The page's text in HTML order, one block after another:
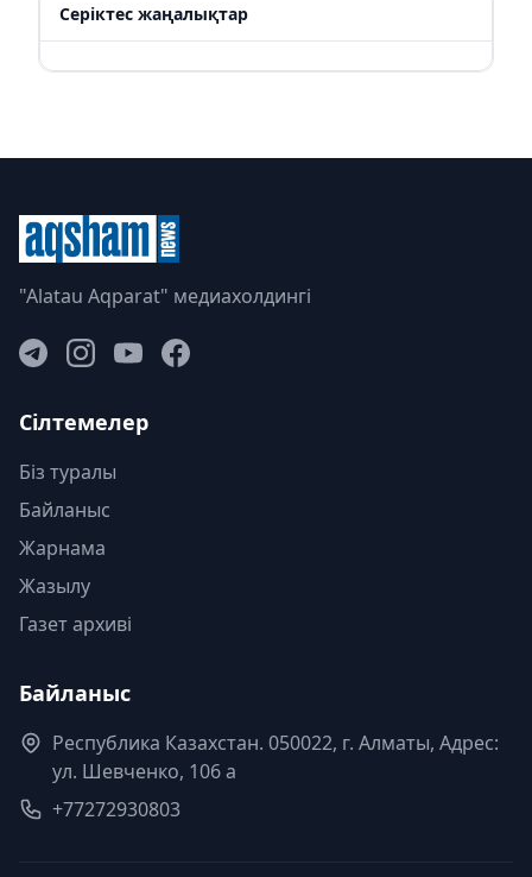
Серіктес жаңалықтар
"Alatau Aqparat" медиахолдингі
Сілтемелер
Біз туралы
Байланыс
Жарнама
Жазылу
Газет архиві
Байланыс
Республика Казахстан. 050022, г. Алматы, Адрес:
ул. Шевченко, 106 а
+77272930803